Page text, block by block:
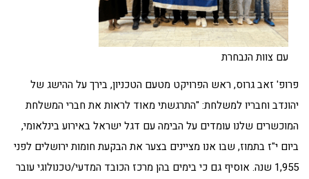
עם צוות הנבחרת
פרופ' זאב גרוס, ראש הפרויקט מטעם הטכניון, בירך על ההישג של
יהונדב וחבריו למשלחת: "התרגשתי מאוד לראות את חברי המשלחת
המוכשרים שלנו עומדים על הבימה עם דגל ישראל באירוע בינלאומי,
ביום י"ז בתמוז, שבו אנו מציינים בצער את הבקעת חומות ירושלים לפני
1,955 שנה. אוסיף גם כי בימים בהן מרכז הכובד המדעי/טכנולוגי עובר